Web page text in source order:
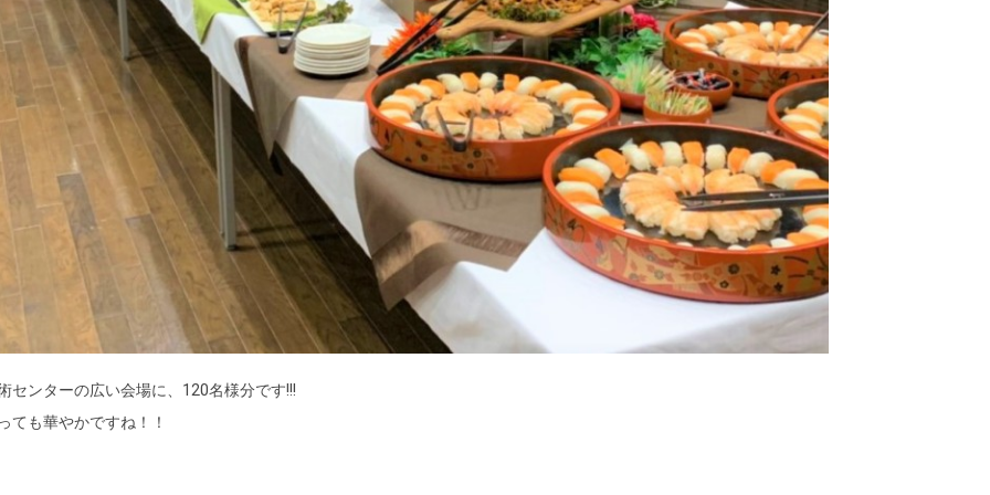
センターの広い会場に、120名様分です!!!
ても華やかですね！！